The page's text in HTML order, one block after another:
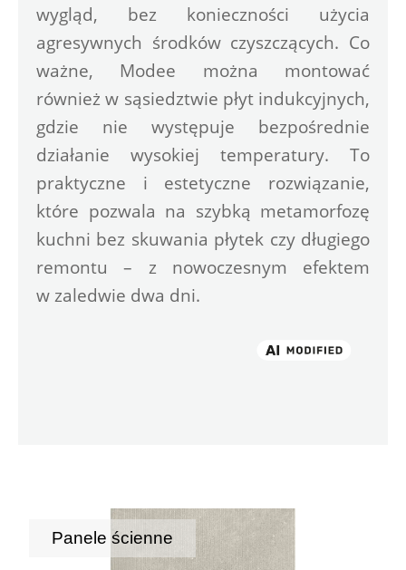
wygląd, bez konieczności użycia
agresywnych środków czyszczących. Co
ważne, Modee można montować
również w sąsiedztwie płyt indukcyjnych,
gdzie nie występuje bezpośrednie
działanie wysokiej temperatury. To
praktyczne i estetyczne rozwiązanie,
które pozwala na szybką metamorfozę
kuchni bez skuwania płytek czy długiego
remontu – z nowoczesnym efektem
w zaledwie dwa dni.
Panele ścienne